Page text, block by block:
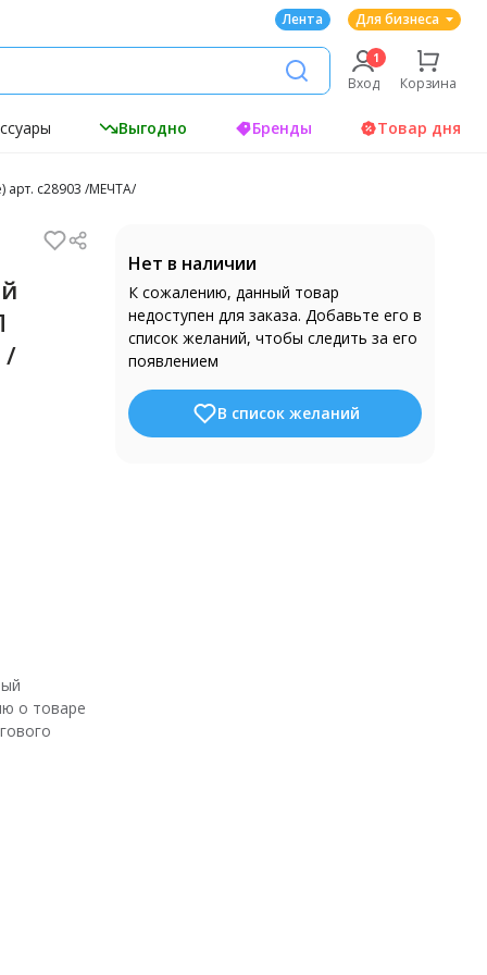
Лента Для бизнеса
Вход Корзина
Выгодно Бренды Товар дня
арт. с28903 /МЕЧТА/
/
Нет в наличии
К сожалению, данный товар
недоступен для заказа. Добавьте его в
список желаний, чтобы следить за его
появлением
В список желаний
о товаре